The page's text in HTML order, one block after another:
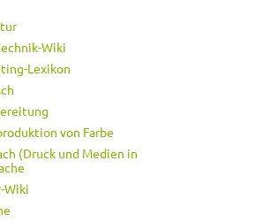
Wiki
Lexikon
von Farbe
(Druck und Medien in
Wiki